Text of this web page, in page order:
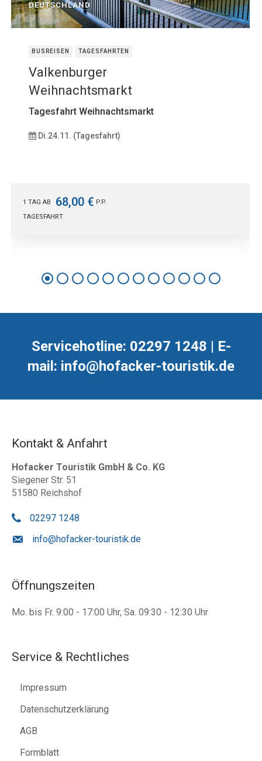
DEUTSCHLAND
BUSREISEN TAGESFAHRTEN
Valkenburger
Weihnachtsmarkt
Tagesfahrt Weihnachtsmarkt
Di.24.11. (Tagesfahrt)
1 TAG AB 68,00 € P.P.
TAGESFAHRT
Servicehotline: 02297 1248 | E-
mail: info@hofacker-touristik.de
Kontakt & Anfahrt
Hofacker Touristik GmbH & Co. KG
Siegener Str. 51
51580 Reichshof
02297 1248
info@hofacker-touristik.de
Öffnungszeiten
Mo. bis Fr. 9:00 - 17:00 Uhr, Sa. 09:30 - 12:30 Uhr
Service & Rechtliches
Impressum
Datenschutzerklärung
AGB
Formblatt